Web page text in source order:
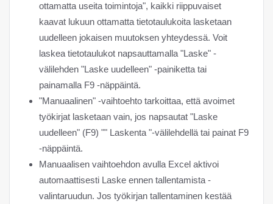
ottamatta useita toimintoja", kaikki riippuvaiset
kaavat lukuun ottamatta tietotaulukoita lasketaan
uudelleen jokaisen muutoksen yhteydessä. Voit
laskea tietotaulukot napsauttamalla "Laske" -
välilehden "Laske uudelleen" -painiketta tai
painamalla F9 -näppäintä.
"Manuaalinen" -vaihtoehto tarkoittaa, että avoimet
työkirjat lasketaan vain, jos napsautat "Laske
uudelleen" (F9) "" Laskenta "-välilehdellä tai painat F9
-näppäintä.
Manuaalisen vaihtoehdon avulla Excel aktivoi
automaattisesti Laske ennen tallentamista -
valintaruudun. Jos työkirjan tallentaminen kestää